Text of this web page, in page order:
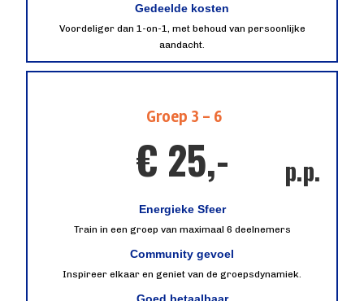
Gedeelde kosten
Voordeliger dan 1-on-1, met behoud van persoonlijke
aandacht.
Groep 3 - 6
€ 25,- p.p.
Energieke Sfeer
Train in een groep van maximaal 6 deelnemers
Community gevoel
Inspireer elkaar en geniet van de groepsdynamiek.
Goed betaalbaar